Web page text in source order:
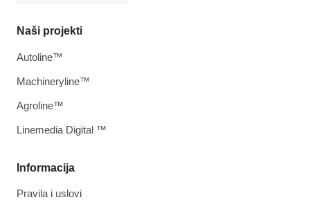
Informacija
Pravila i uslovi
Naši projekti
Autoline™
Machineryline™
Agroline™
Linemedia Digital ™